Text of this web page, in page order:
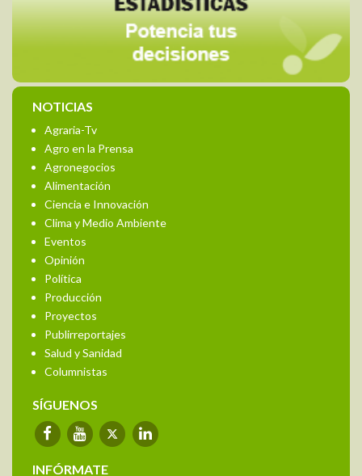
NOTICIAS
Agraria-Tv
Agro en la Prensa
Agronegocios
Alimentación
Ciencia e Innovación
Clima y Medio Ambiente
Eventos
Opinión
Política
Producción
Proyectos
Publirreportajes
Salud y Sanidad
Columnistas
SÍGUENOS
INFÓRMATE